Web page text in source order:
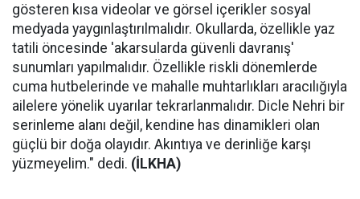
gösteren kısa videolar ve görsel içerikler sosyal
medyada yaygınlaştırılmalıdır. Okullarda, özellikle yaz
tatili öncesinde 'akarsularda güvenli davranış'
sunumları yapılmalıdır. Özellikle riskli dönemlerde
cuma hutbelerinde ve mahalle muhtarlıkları aracılığıyla
ailelere yönelik uyarılar tekrarlanmalıdır. Dicle Nehri bir
serinleme alanı değil, kendine has dinamikleri olan
güçlü bir doğa olayıdır. Akıntıya ve derinliğe karşı
yüzmeyelim." dedi. (İLKHA)